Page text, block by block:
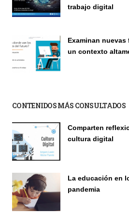
trabajo digital
Examinan nuevas
un contexto
CONTENIDOS MÁS CONSULTADOS
Comparten
cultura digital
La educación en
pandemia